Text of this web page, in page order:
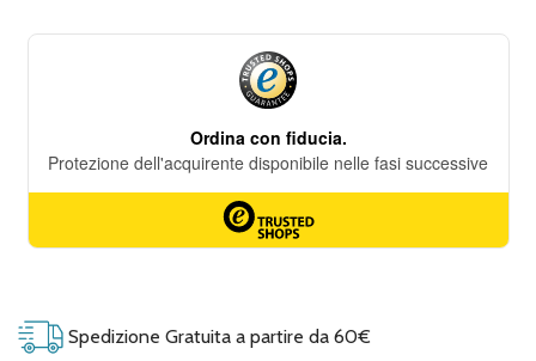
Spedizione Gratuita a partire da 60€